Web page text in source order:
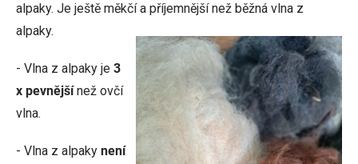
alpaky. Je ještě měkčí a příjemnější než běžná vlna z
alpaky.
- Vlna z alpaky je 3
x pevnějšínež ovčí
vlna.
- Vlna z alpaky není